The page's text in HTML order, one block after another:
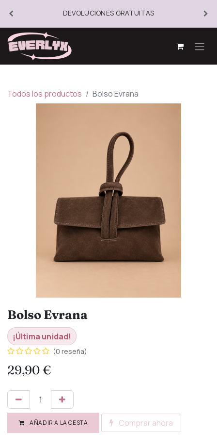
DEVOLUCIONES GRATUITAS
Todos los productos Bolso Evrana
Bolso Evrana
¡Última unidad!
(0 reseña)
29,90€
AÑADIR A LA CESTA Comprar ahora